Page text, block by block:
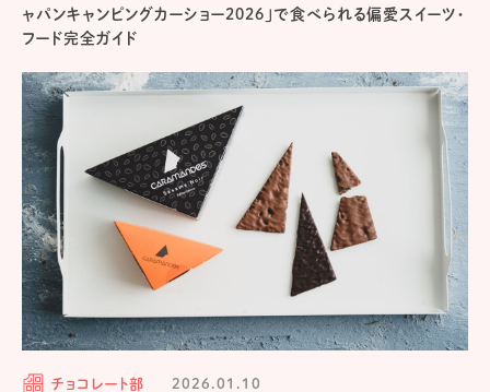
ャパンキャンピングカーショー2026」で食べられる偏愛スイーツ・
フード完全ガイド
チョコレート部 2026.01.10